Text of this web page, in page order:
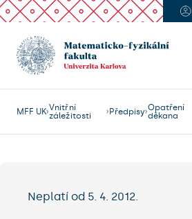
MFF UK Vnitřní
záležitosti
Předpisy Opatření
děkana
Neplatí od 5. 4. 2012.